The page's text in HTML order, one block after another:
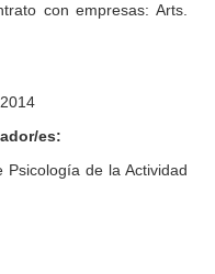
con empresas: Arts.
es:
Psicología de la Actividad